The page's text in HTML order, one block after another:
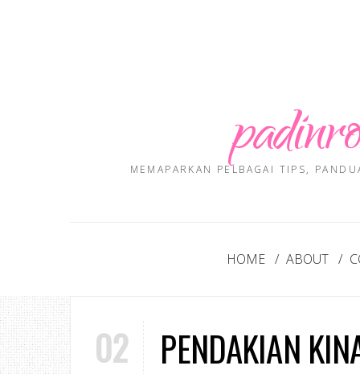
MEMAPARKAN PELBAGAI TIPS,
HOME ABOUT
02 PENDAKIAN